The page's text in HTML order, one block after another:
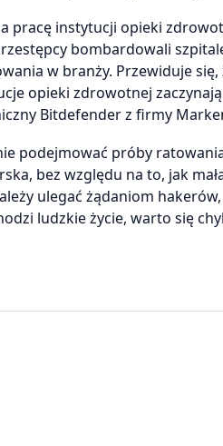
pracę instytucji opieki
bombardowali
w branży. Przewiduje się,
opieki zdrowotnej
Bitdefender z firmy
podejmować próby
bez względu na to, jak
ulegać żądaniom
ludzkie życie, warto się